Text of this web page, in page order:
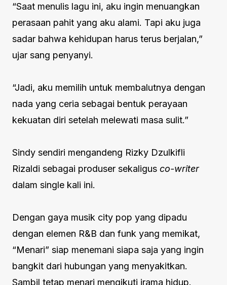
“Saat menulis lagu ini, aku ingin menuangkan
perasaan pahit yang aku alami. Tapi aku juga
sadar bahwa kehidupan harus terus berjalan,”
ujar sang penyanyi.
“Jadi, aku memilih untuk membalutnya dengan
nada yang ceria sebagai bentuk perayaan
kekuatan diri setelah melewati masa sulit.”
Sindy sendiri mengandeng Rizky Dzulkifli
Rizaldi sebagai produser sekaligus co-writer
dalam single kali ini.
Dengan gaya musik city pop yang dipadu
dengan elemen R&B dan funk yang memikat,
“Menari” siap menemani siapa saja yang ingin
bangkit dari hubungan yang menyakitkan.
Sambil tetap menari mengikuti irama hidup.